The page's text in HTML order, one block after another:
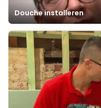
Douche installeren